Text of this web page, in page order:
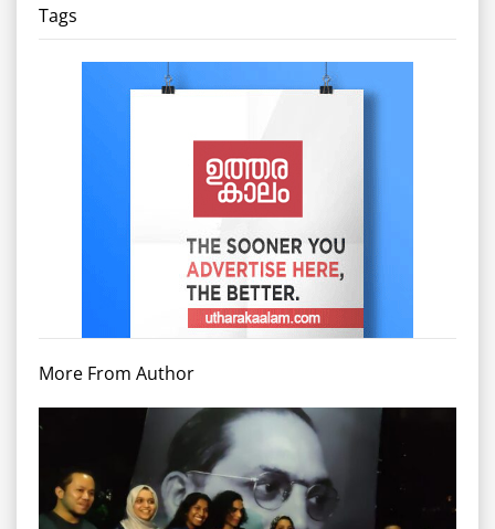
Tags
More From Author